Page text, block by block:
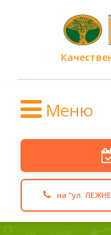
Меню
на "ул.